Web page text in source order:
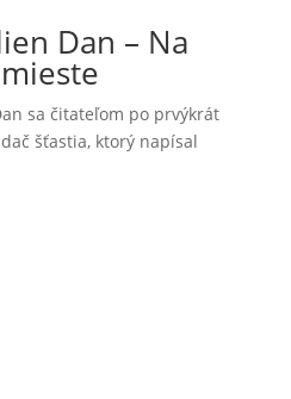
Dan – Na
sa čitateľom po prvýkrát
šťastia, ktorý napísal